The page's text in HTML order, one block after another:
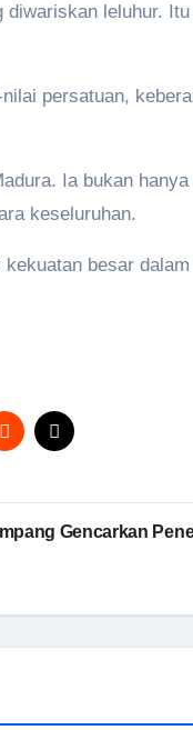
leluhur.
persatuan,
Ia bukan
keseluruhan.
besar
Gencarkan